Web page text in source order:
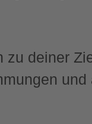
zu deiner
und